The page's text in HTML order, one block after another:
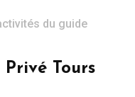
du guide
Tours